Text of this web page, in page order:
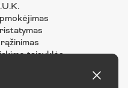
taisyklės